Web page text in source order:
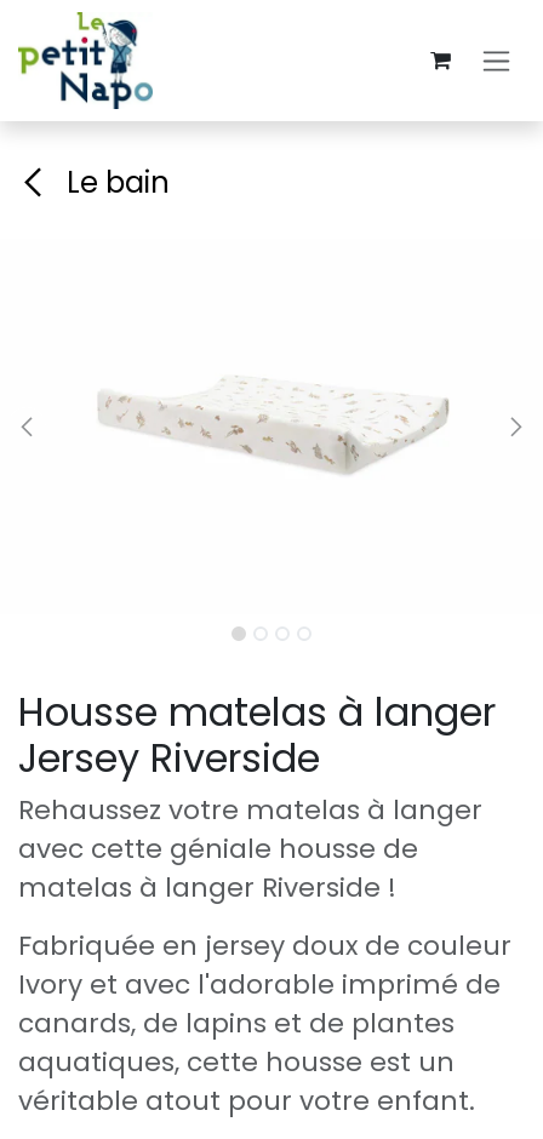
Se rendre au contenu
Le bain
Housse matelas à langer
Jersey Riverside
Rehaussez votre matelas à langer
avec cette géniale housse de
matelas à langer Riverside !
Fabriquée en jersey doux de couleur
Ivory et avec l'adorable imprimé de
canards, de lapins et de plantes
aquatiques, cette housse est un
véritable atout pour votre enfant.